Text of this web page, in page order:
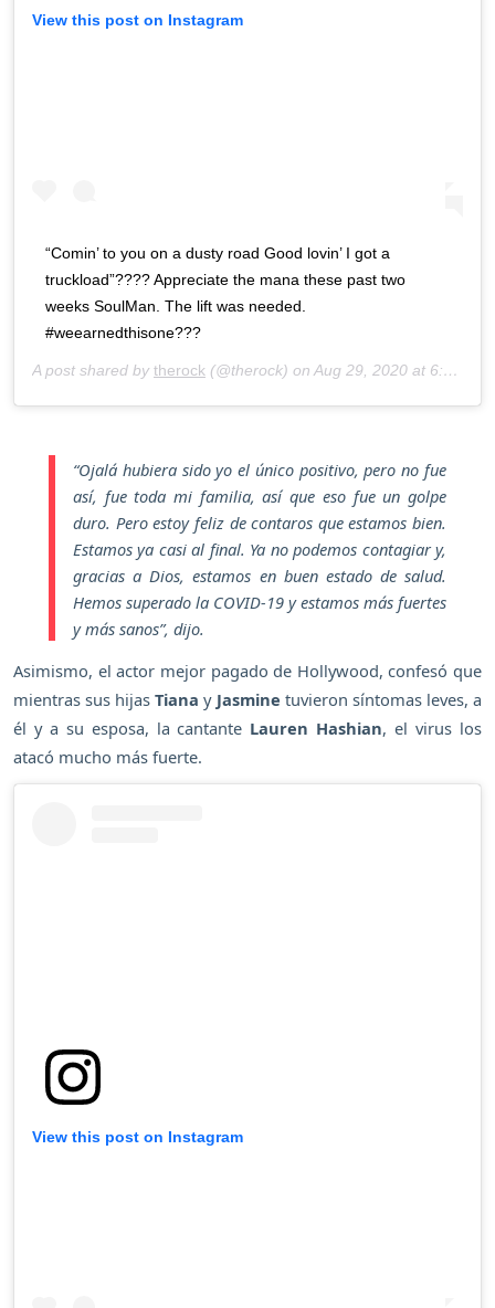
View this post on Instagram
“Comin’ to you on a dusty road Good lovin’ I got a
truckload”???? Appreciate the mana these past two
weeks SoulMan. The lift was needed.
#weearnedthisone???
A post shared by therock (@therock) on Aug 29, 2020 at 6:29pm PDT
“Ojalá hubiera sido yo el único positivo, pero no fue
así, fue toda mi familia, así que eso fue un golpe
duro. Pero estoy feliz de contaros que estamos bien.
Estamos ya casi al final. Ya no podemos contagiar y,
gracias a Dios, estamos en buen estado de salud.
Hemos superado la COVID-19 y estamos más fuertes
y más sanos”, dijo.
Asimismo, el actor mejor pagado de Hollywood, confesó que
mientras sus hijasTiana y Jasmine tuvieron síntomas leves, a
él y a su esposa, la cantante Lauren Hashian, el virus los
atacó mucho más fuerte.
View this post on Instagram